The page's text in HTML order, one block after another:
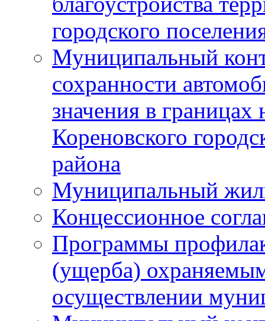
городского
Муниципальный
сохранности
значения в
Кореновского
района
Муниципальный
Концессионное
Программы
(ущерба)
осуществлении